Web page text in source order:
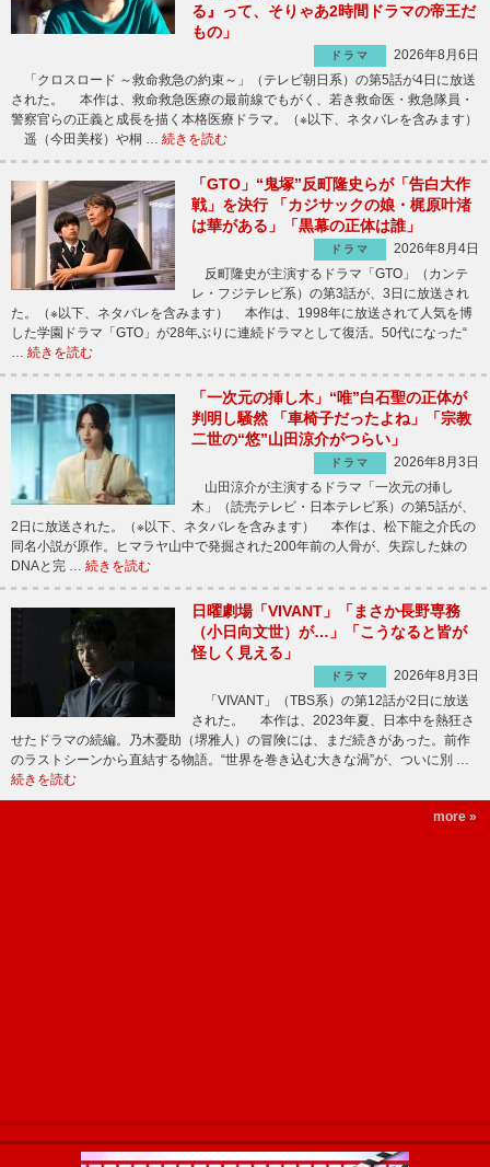
る』って、そりゃあ2時間ドラマの帝王だ
もの」
ドラマ
2026年8月6日
「クロスロード ～救命救急の約束～」（テレビ朝日系）の第5話が4日に放送
された。 本作は、救命救急医療の最前線でもがく、若き救命医・救急隊員・
警察官らの正義と成長を描く本格医療ドラマ。（※以下、ネタバレを含みます）
遥（今田美桜）や桐 … 続きを読む
「GTO」“鬼塚”反町隆史らが「告白大作
戦」を決行 「カジサックの娘・梶原叶渚
は華がある」「黒幕の正体は誰」
ドラマ
2026年8月4日
反町隆史が主演するドラマ「GTO」（カンテ
レ・フジテレビ系）の第3話が、3日に放送され
た。（※以下、ネタバレを含みます） 本作は、1998年に放送されて人気を博
した学園ドラマ「GTO」が28年ぶりに連続ドラマとして復活。50代になった“
続きを読む
「一次元の挿し木」“唯”白石聖の正体が
判明し騒然 「車椅子だったよね」「宗教
二世の“悠”山田涼介がつらい」
ドラマ
2026年8月3日
山田涼介が主演するドラマ「一次元の挿し
木」（読売テレビ・日本テレビ系）の第5話が、
2日に放送された。（※以下、ネタバレを含みます） 本作は、松下龍之介氏の
同名小説が原作。ヒマラヤ山中で発掘された200年前の人骨が、失踪した妹の
DNAと完 … 続きを読む
日曜劇場「VIVANT」「まさか長野専務
（小日向文世）が…」「こうなると皆が
怪しく見える」
ドラマ
2026年8月3日
「VIVANT」（TBS系）の第12話が2日に放送
された。 本作は、2023年夏、日本中を熱狂さ
せたドラマの続編。乃木憂助（堺雅人）の冒険には、まだ続きがあった。前作
のラストシーンから直結する物語。“世界を巻き込む大きな渦”が、ついに別 …
続きを読む
more »